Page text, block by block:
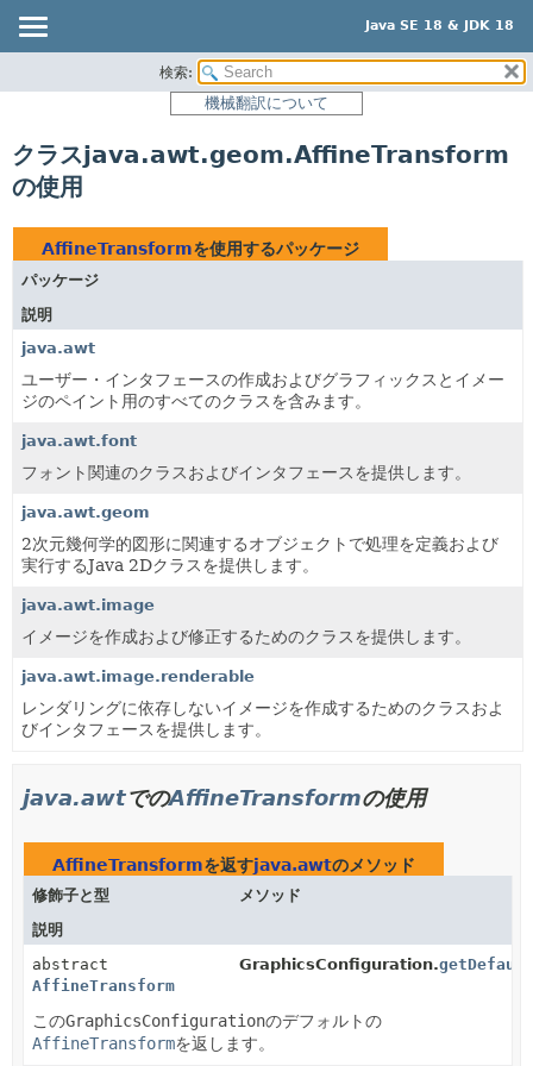
Java SE 18 & JDK 18
パッケージ
クラス
使用
ツリー
新規
非推奨
索引
ヘルプ
検索:
機械翻訳について
クラスjava.awt.geom.AffineTransform
の使用
AffineTransformを使用するパッケージ
パッケージ
説明
java.awt
ユーザー・インタフェースの作成およびグラフィックスとイメー
ジのペイント用のすべてのクラスを含みます。
java.awt.font
フォント関連のクラスおよびインタフェースを提供します。
java.awt.geom
2次元幾何学的図形に関連するオブジェクトで処理を定義および
実行するJava 2Dクラスを提供します。
java.awt.image
イメージを作成および修正するためのクラスを提供します。
java.awt.image.renderable
レンダリングに依存しないイメージを作成するためのクラスおよ
びインタフェースを提供します。
java.awtでのAffineTransformの使用
AffineTransformを返すjava.awtのメソッド
修飾子と型
メソッド
説明
abstract
AffineTransform
GraphicsConfiguration.
このGraphicsConfigurationのデフォルトの
AffineTransformを返します。